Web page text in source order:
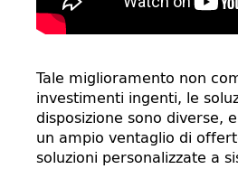
Tale miglioramento non
investimenti ingenti, le
disposizione sono diverse,
un ampio ventaglio di
soluzioni personalizzate a